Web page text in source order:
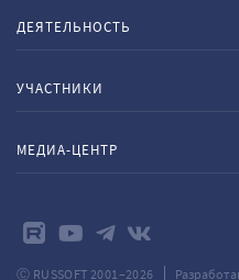
ДЕЯТЕЛЬНОСТЬ
УЧАСТНИКИ
МЕДИА-ЦЕНТР
Ⓒ RUSSOFT 2001–2026